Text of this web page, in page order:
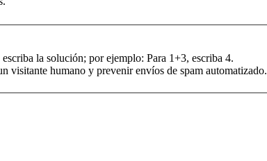
la solución; por ejemplo: Para 1+3, escriba 4.
visitante humano y prevenir envíos de spam automatizado.